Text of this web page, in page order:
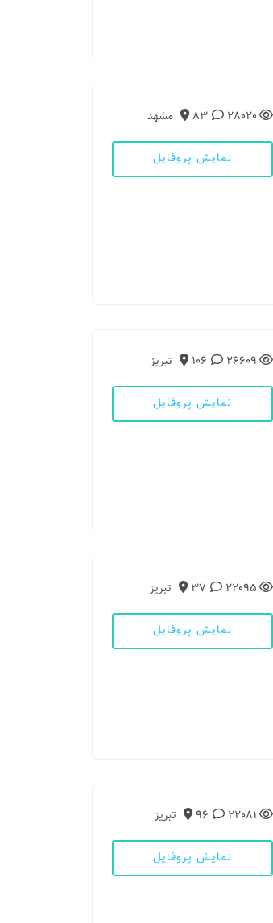
28020
83 مشهد
نمایش پروفایل
26609
106 تبریز
نمایش پروفایل
22095
37 تبریز
نمایش پروفایل
22081
96 تبریز
نمایش پروفایل